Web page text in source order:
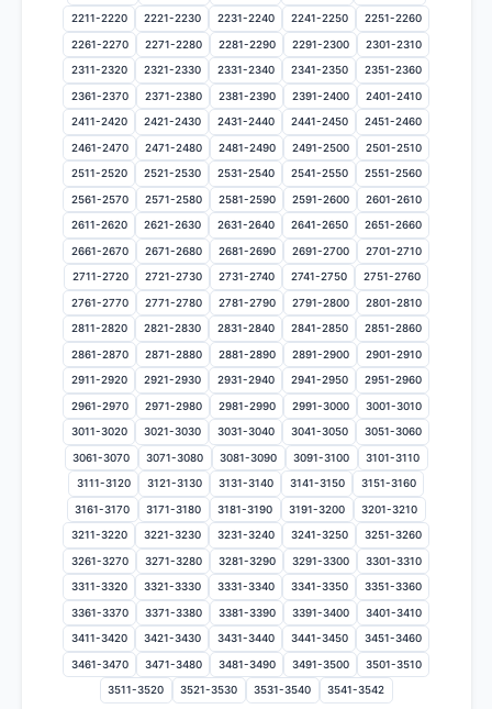
2211-2220 2221-2230 2231-2240 2241-2250 2251-2260
2261-2270 2271-2280 2281-2290 2291-2300 2301-2310
2311-2320 2321-2330 2331-2340 2341-2350 2351-2360
2361-2370 2371-2380 2381-2390 2391-2400 2401-2410
2411-2420 2421-2430 2431-2440 2441-2450 2451-2460
2461-2470 2471-2480 2481-2490 2491-2500 2501-2510
2511-2520 2521-2530 2531-2540 2541-2550 2551-2560
2561-2570 2571-2580 2581-2590 2591-2600 2601-2610
2611-2620 2621-2630 2631-2640 2641-2650 2651-2660
2661-2670 2671-2680 2681-2690 2691-2700 2701-2710
2711-2720 2721-2730 2731-2740 2741-2750 2751-2760
2761-2770 2771-2780 2781-2790 2791-2800 2801-2810
2811-2820 2821-2830 2831-2840 2841-2850 2851-2860
2861-2870 2871-2880 2881-2890 2891-2900 2901-2910
2911-2920 2921-2930 2931-2940 2941-2950 2951-2960
2961-2970 2971-2980 2981-2990 2991-3000 3001-3010
3011-3020 3021-3030 3031-3040 3041-3050 3051-3060
3061-3070 3071-3080 3081-3090 3091-3100 3101-3110
3111-3120 3121-3130 3131-3140 3141-3150 3151-3160
3161-3170 3171-3180 3181-3190 3191-3200 3201-3210
3211-3220 3221-3230 3231-3240 3241-3250 3251-3260
3261-3270 3271-3280 3281-3290 3291-3300 3301-3310
3311-3320 3321-3330 3331-3340 3341-3350 3351-3360
3361-3370 3371-3380 3381-3390 3391-3400 3401-3410
3411-3420 3421-3430 3431-3440 3441-3450 3451-3460
3461-3470 3471-3480 3481-3490 3491-3500 3501-3510
3511-3520 3521-3530 3531-3540 3541-3542